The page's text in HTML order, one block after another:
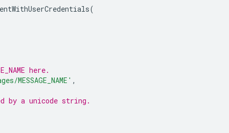
(
here.
MESSAGE_NAME' ,
by a unicode string.